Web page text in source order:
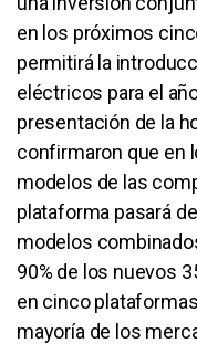
en los próximos
permitirá la
eléctricos para el
presentación de la
confirmaron que en
modelos de las
plataforma pasará
modelos
90% de los nuevos
en cinco
mayoría de los